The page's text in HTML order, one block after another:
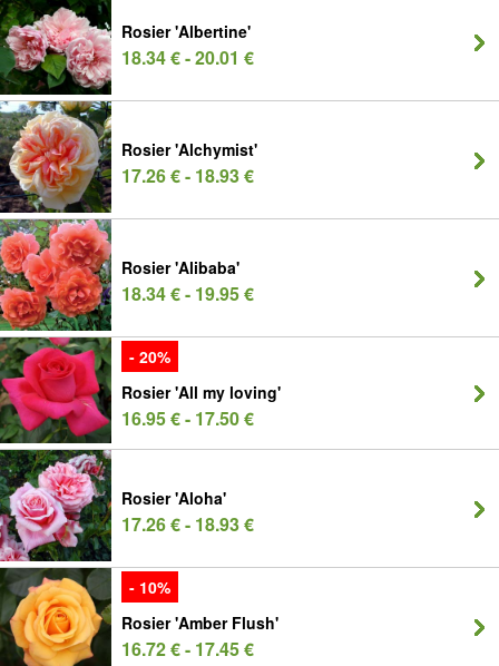
Rosier 'Albertine'
18.34 € - 20.01 €
Rosier 'Alchymist'
17.26 € - 18.93 €
Rosier 'Alibaba'
18.34 € - 19.95 €
- 20%
Rosier 'All my loving'
16.95 € - 17.50 €
Rosier 'Aloha'
17.26 € - 18.93 €
- 10%
Rosier 'Amber Flush'
16.72 € - 17.45 €